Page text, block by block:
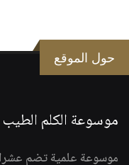
حول الموقع
موسوعة الكلم الطيب
موسوعة علمية تضم